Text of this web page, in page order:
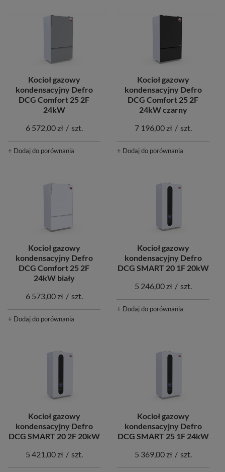
Kocioł gazowy
kondensacyjny Defro
DCG Comfort 25 2F
24kW
6 572,00 zł / szt.
+ Dodaj do porównania
Kocioł gazowy
kondensacyjny Defro
DCG Comfort 25 2F
24kW czarny
7 196,00 zł / szt.
+ Dodaj do porównania
Kocioł gazowy
kondensacyjny Defro
DCG Comfort 25 2F
24kW biały
6 573,00 zł / szt.
+ Dodaj do porównania
Kocioł gazowy
kondensacyjny Defro
DCG SMART 20 1F 20kW
5 246,00 zł / szt.
+ Dodaj do porównania
Kocioł gazowy
kondensacyjny Defro
DCG SMART 20 2F 20kW
5 421,00 zł / szt.
Kocioł gazowy
kondensacyjny Defro
DCG SMART 25 1F 24kW
5 369,00 zł / szt.